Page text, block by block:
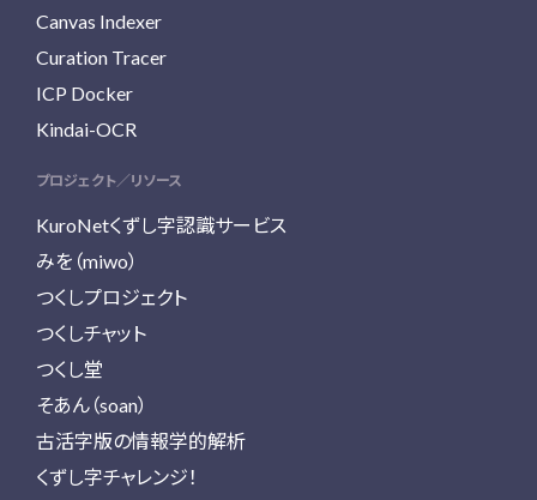
Canvas Indexer
Curation Tracer
ICP Docker
Kindai-OCR
プロジェクト／リソース
KuroNetくずし字認識サービス
みを（miwo）
つくしプロジェクト
つくしチャット
つくし堂
そあん（soan）
古活字版の情報学的解析
くずし字チャレンジ！